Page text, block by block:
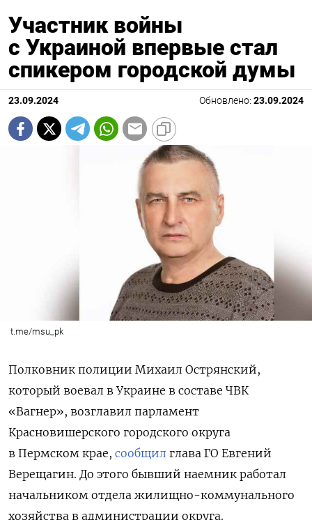
Участник войны
с Украиной впервые стал
спикером городской думы
23.09.2024 Обновлено: 23.09.2024
t.me/msu_pk
Полковник полиции Михаил Острянский,
который воевал в Украине в составе ЧВК
«Вагнер», возглавил парламент
Красновишерского городского округа
в Пермском крае, сообщил глава ГО Евгений
Верещагин. До этого бывший наемник работал
начальником отдела жилищно-коммунального
хозяйства в администрации округа.